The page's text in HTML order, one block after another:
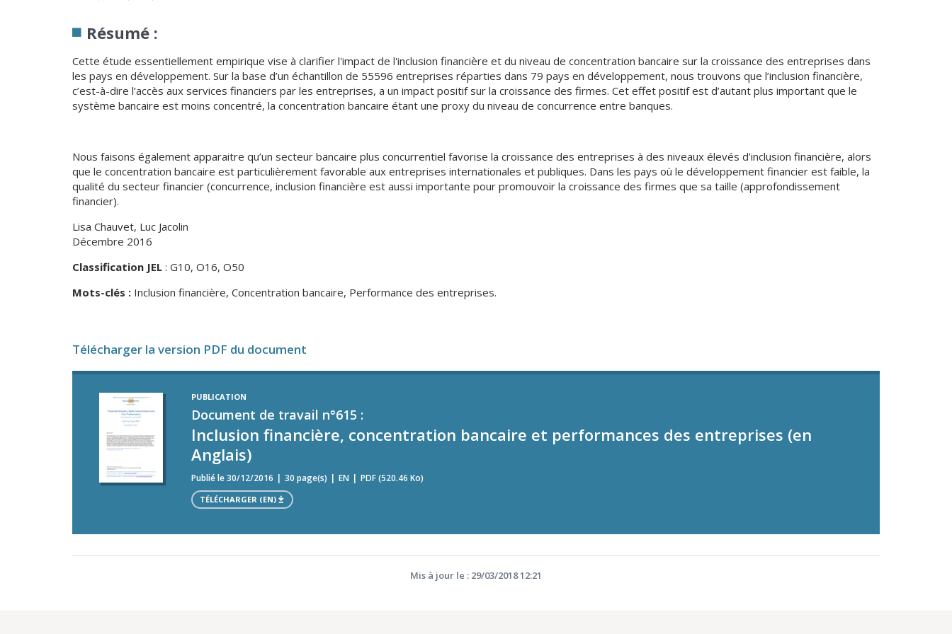
Résumé :
Cette étude essentiellement empirique vise à clarifier l'impact de l'inclusion financière et du niveau de concentration bancaire sur la croissance des entreprises dans
les pays en développement. Sur la base d’un échantillon de 55596 entreprises réparties dans 79 pays en développement, nous trouvons que l’inclusion financière,
c’est-à-dire l’accès aux services financiers par les entreprises, a un impact positif sur la croissance des firmes. Cet effet positif est d’autant plus important que le
système bancaire est moins concentré, la concentration bancaire étant une proxy du niveau de concurrence entre banques.
Nous faisons également apparaitre qu’un secteur bancaire plus concurrentiel favorise la croissance des entreprises à des niveaux élevés d’inclusion financière, alors
que le concentration bancaire est particulièrement favorable aux entreprises internationales et publiques. Dans les pays où le développement financier est faible, la
qualité du secteur financier (concurrence, inclusion financière est aussi importante pour promouvoir la croissance des firmes que sa taille (approfondissement
financier).
Lisa Chauvet, Luc Jacolin
Décembre 2016
Classification JEL : G10, O16, O50
Mots-clés : Inclusion financière, Concentration bancaire, Performance des entreprises.
Télécharger la version PDF du document
PUBLICATION
Document de travail n°615 :
Inclusion financière, concentration bancaire et performances des entreprises (en
Anglais)
Publié le 30/12/2016 30 page(s) EN PDF (520.46 Ko)
TÉLÉCHARGER (EN)
Mis à jour le : 29/03/2018 12:21